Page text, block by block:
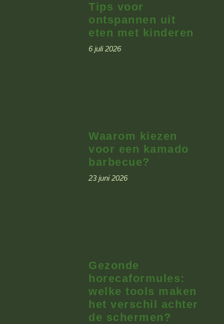
Tips voor
ontspannen uit
eten met kinderen
6 juli 2026
Waarom kiezen
voor een kamado
barbecue?
23 juni 2026
Gezonde
horecaformules:
welke tools maken
het verschil achter
de schermen?